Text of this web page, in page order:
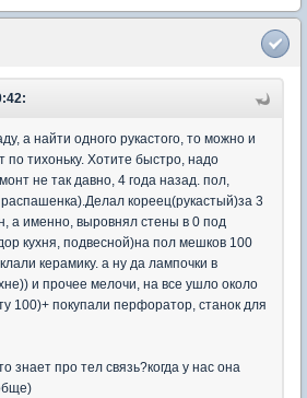
а найти одного рукастого, то можно и
по тихоньку. Хотите быстро, надо
не так давно, 4 года назад. пол,
кореец(рукастый)за 3
а именно, выровнял стены в 0 под
кухня, подвесной)на пол мешков 100
керамику. а ну да лампочки в
и прочее мелочи, на все ушло около
100)+ покупали перфоратор, станок для
знает про тел связь?когда у нас она